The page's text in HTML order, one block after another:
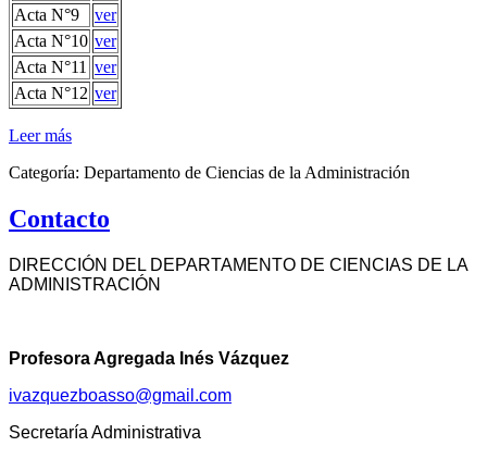
Acta N°9
ver
Acta N°10 ver
Acta N°11 ver
Acta N°12 ver
Leer más
Categoría: Departamento de Ciencias de la Administración
Contacto
DIRECCIÓN DEL DEPARTAMENTO DE CIENCIAS DE LA
ADMINISTRACIÓN
Profesora Agregada Inés Vázquez
ivazquezboasso@gmail.com
Secretaría Administrativa